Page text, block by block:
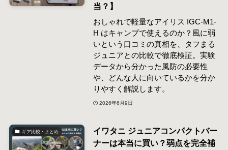
当？】
おしゃれで軽量なアイリス IGC-M1-
H はキャンプで使えるのか？風に弱
いという口コミの真相を、タフまる
ジュニアとの比較で徹底検証。実験
データから分かった風防の必要性
や、どんな人に向いているかを分か
りやすく解説します。
2026年6月9日
ギア比較・まとめ
イワタニ ジュニアコンパクトバー
ナーは本当に買い？弱点を完全補